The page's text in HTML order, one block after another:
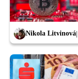
Nikola Litvinová